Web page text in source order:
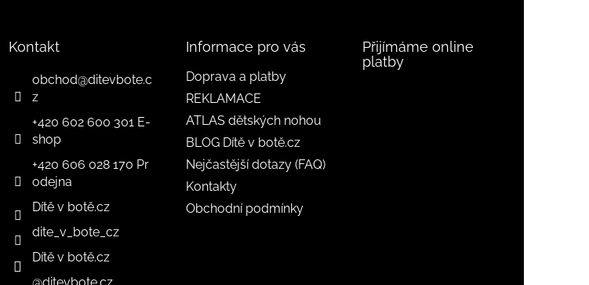
Kontakt
obchod@ditevbote.c
z
+420 602 600 301 E-
shop
+420 606 028 170 Pr
odejna
Dítě v botě.cz
dite_v_bote_cz
Dítě v botě.cz
Informace pro vás
Doprava a platby
REKLAMACE
ATLAS dětských nohou
BLOG Dítě v botě.cz
Nejčastější dotazy (FAQ)
Kontakty
Obchodní podmínky
Přijímáme online
platby